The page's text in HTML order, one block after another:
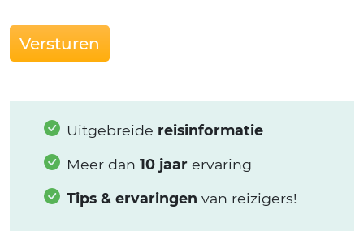
Versturen
Uitgebreide reisinformatie
Meer dan 10 jaar ervaring
Tips & ervaringen van reizigers!